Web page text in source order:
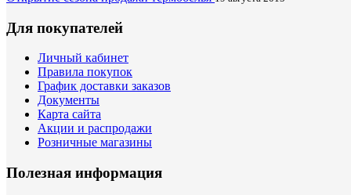
Для покупателей
Личный кабинет
Правила покупок
График доставки заказов
Документы
Карта сайта
Акции и распродажи
Розничные магазины
Полезная информация